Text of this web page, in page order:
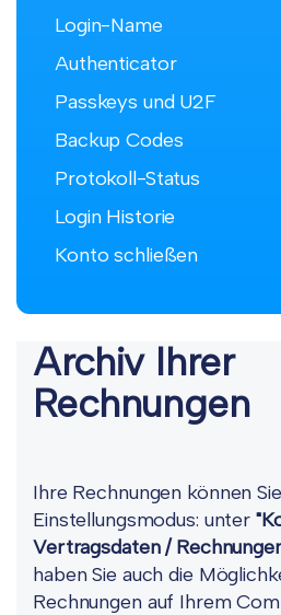
Login-Name
Authenticator
Passkeys und U2F
Backup Codes
Protokoll-Status
Login Historie
Konto schließen
Archiv Ihrer
Rechnungen
Ihre Rechnungen können
Einstellungsmodus: unter
Vertragsdaten /
haben Sie auch die
Rechnungen auf Ihrem